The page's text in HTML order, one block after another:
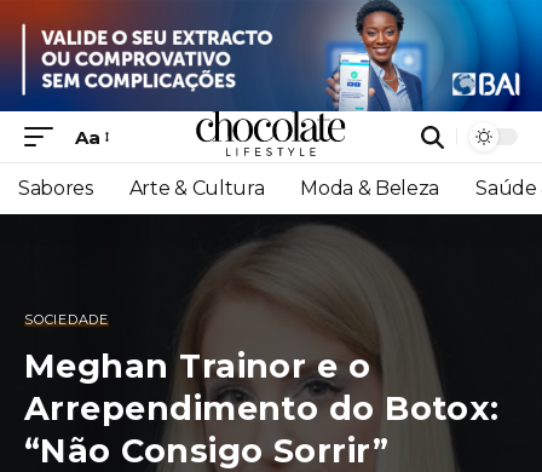
Aa
Sabores Arte & Cultura Moda & Beleza Saúde
SOCIEDADE
Meghan Trainor e o
Arrependimento do Botox:
“Não Consigo Sorrir”